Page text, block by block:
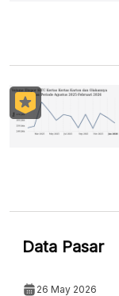
Data Pasar
26 May 2026